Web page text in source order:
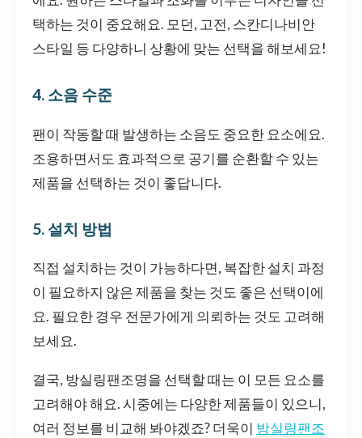
택하는 것이 중요해요. 모던, 고전, 스칸디나비안
스타일 등 다양하니 상황에 맞는 선택을 해보세요!
4. 소음 수준
팬이 작동할 때 발생하는 소음도 중요한 요소에요.
조용하면서도 효과적으로 공기를 순환할 수 있는
제품을 선택하는 것이 좋답니다.
5. 설치 방법
직접 설치하는 것이 가능하다면, 복잡한 설치 과정
이 필요하지 않은 제품을 찾는 것도 좋은 선택이에
요. 필요한 경우 전문가에게 의뢰하는 것도 고려해
보세요.
결국, 방실링팬조명을 선택할 때는 이 모든 요소를
고려해야 해요. 시중에는 다양한 제품들이 있으니,
여러 정보를 비교해 봐야겠죠? 더욱이 방실링팬조